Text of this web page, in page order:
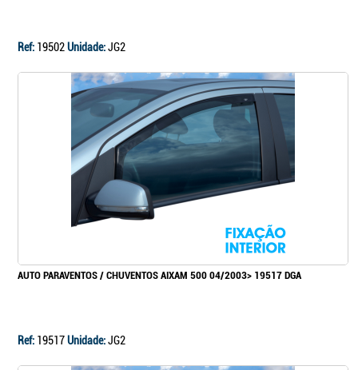
Ref: 19502Unidade:JG2
AUTO PARAVENTOS / CHUVENTOS AIXAM 500 04/2003> 19517 DGA
Ref: 19517Unidade:JG2